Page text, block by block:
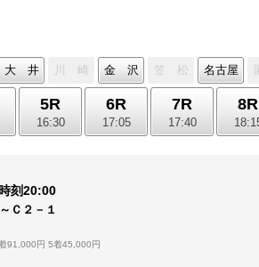
大 井 川 崎 金 沢 笠 松 名古屋
5R
16:30
6R
17:05
7R
17:40
8R
刻20:00
Ｃ２－１
91,000円 5着45,000円